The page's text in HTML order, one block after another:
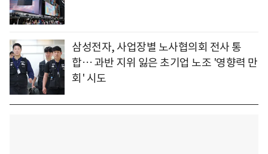
삼성전자, 사업장별 노사협의회 전사 통
합… 과반 지위 잃은 초기업 노조 '영향력 만
회' 시도